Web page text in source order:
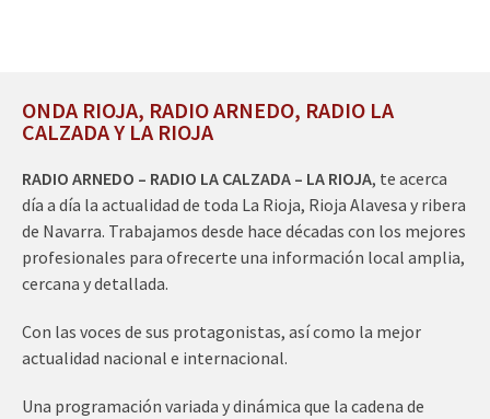
ONDA RIOJA, RADIO ARNEDO, RADIO LA
CALZADA Y LA RIOJA
RADIO ARNEDO – RADIO LA CALZADA – LA RIOJA, te acerca
día a día la actualidad de toda La Rioja, Rioja Alavesa y ribera
de Navarra. Trabajamos desde hace décadas con los mejores
profesionales para ofrecerte una información local amplia,
cercana y detallada.
Con las voces de sus protagonistas, así como la mejor
actualidad nacional e internacional.
Una programación variada y dinámica que la cadena de